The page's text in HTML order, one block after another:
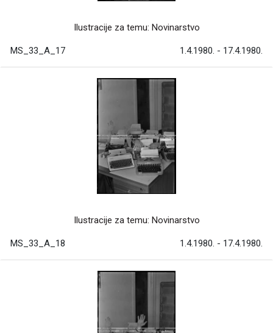
Ilustracije za temu: Novinarstvo
MS_33_A_17 1.4.1980. - 17.4.1980.
Ilustracije za temu: Novinarstvo
MS_33_A_18 1.4.1980. - 17.4.1980.